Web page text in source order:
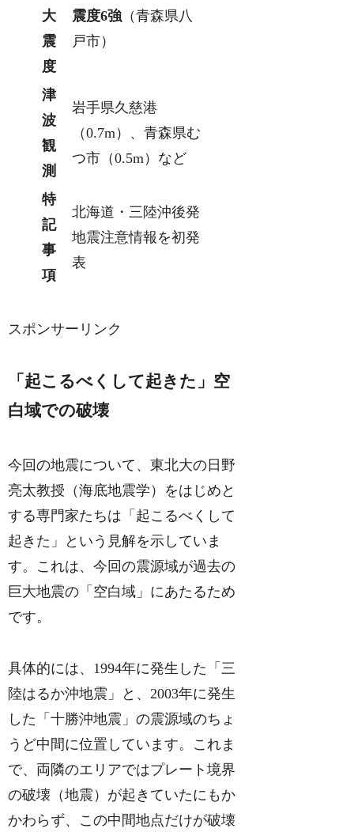
大
震
度
震度6強 （青森県八
戸市）
津
波
観
測
岩手県久慈港
（0.7m）、青森県む
つ市（0.5m）など
特
記
事
項
北海道・三陸沖後発
地震注意情報を初発
表
スポンサーリンク
「起こるべくして起きた」空
白域での破壊
今回の地震について、東北大の日野
亮太教授（海底地震学）をはじめと
する専門家たちは「起こるべくして
起きた」という見解を示していま
す。これは、今回の震源域が過去の
巨大地震の「空白域」にあたるため
です。
具体的には、1994年に発生した「三
陸はるか沖地震」と、2003年に発生
した「十勝沖地震」の震源域のちょ
うど中間に位置しています。これま
で、両隣のエリアではプレート境界
の破壊（地震）が起きていたにもか
かわらず、この中間地点だけが破壊